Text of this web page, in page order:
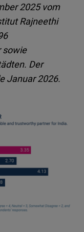
2025 vom
Rajneethi
sowie
Der
Januar 2026.